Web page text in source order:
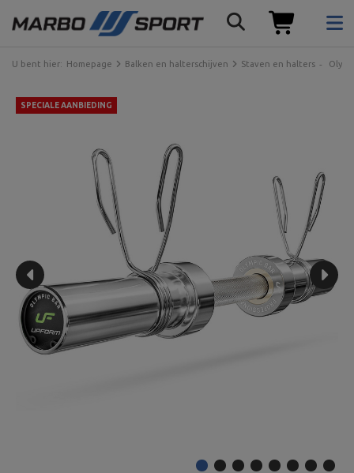
U bent hier: Homepage Balken en halterschijven Staven en halters
SPECIALE AANBIEDING